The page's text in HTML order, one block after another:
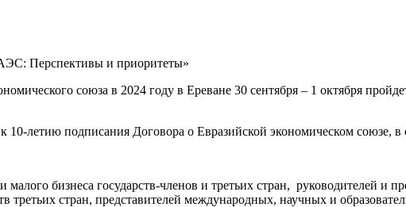
союза в 2024 году в Ереване 30 сентября – 1 октября
летию подписания Договора о Евразийской экономическом союзе,
бизнеса государств-членов и третьих стран, руководителей и
третьих стран, представителей международных, научных и